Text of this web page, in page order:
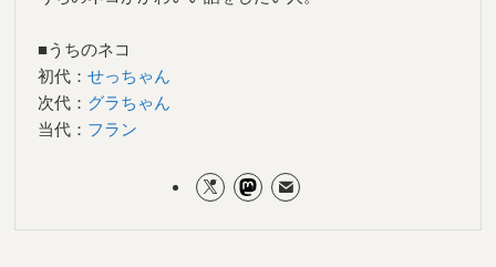
■うちのネコ
初代： せっちゃん
次代： グラちゃん
当代： フラン